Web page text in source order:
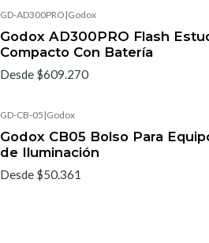
GD-AD300PRO |Godox
Godox AD300PRO Flash
Compacto Con Batería
Desde $609.270
GD-CB-05 |Godox
Godox CB05 Bolso Para
de Iluminación
Desde $50.361